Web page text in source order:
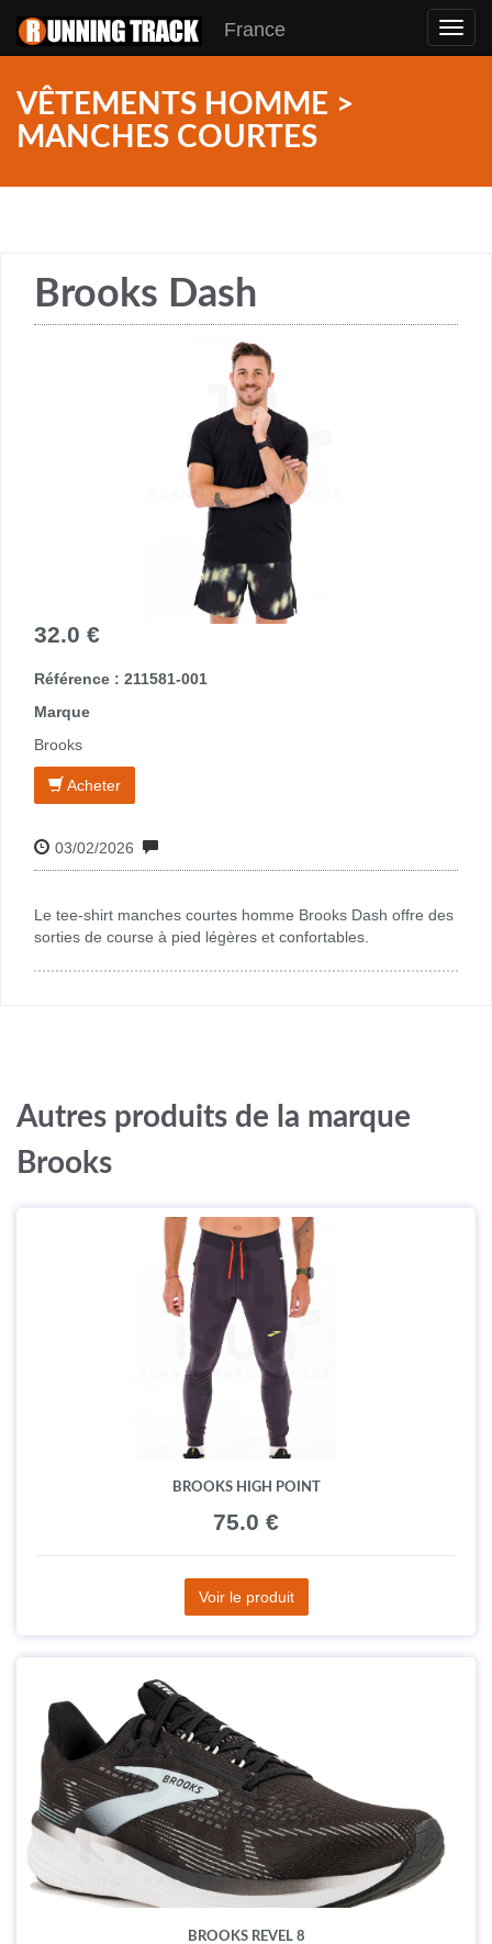
France
VÊTEMENTS HOMME >
MANCHES COURTES
Brooks Dash
32.0 €
Référence : 211581-001
Marque
Brooks
Acheter
03/02/2026
Le tee-shirt manches courtes homme Brooks Dash offre des
sorties de course à pied légères et confortables.
Autres produits de la marque
Brooks
BROOKS HIGH POINT
75.0 €
Voir le produit
BROOKS REVEL 8